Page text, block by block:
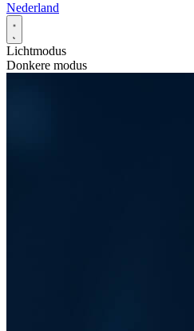
Nederland
Lichtmodus
Donkere modus